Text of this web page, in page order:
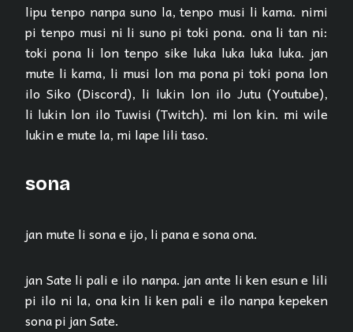
lipu tenpo nanpa suno la, tenpo musi li kama. nimi
pi tenpo musi ni li suno pi toki pona. ona li tan ni:
toki pona li lon tenpo sike luka luka luka luka. jan
mute li kama, li musi lon ma pona pi toki pona lon
ilo Siko (Discord), li lukin lon ilo Jutu (Youtube),
li lukin lon ilo Tuwisi (Twitch). mi lon kin. mi wile
lukin e mute la, mi lape lili taso.
sona
jan mute li sona e ijo, li pana e sona ona.
jan Sate li pali e ilo nanpa. jan ante li ken esun e lili
pi ilo ni la, ona kin li ken pali e ilo nanpa kepeken
sona pi jan Sate.